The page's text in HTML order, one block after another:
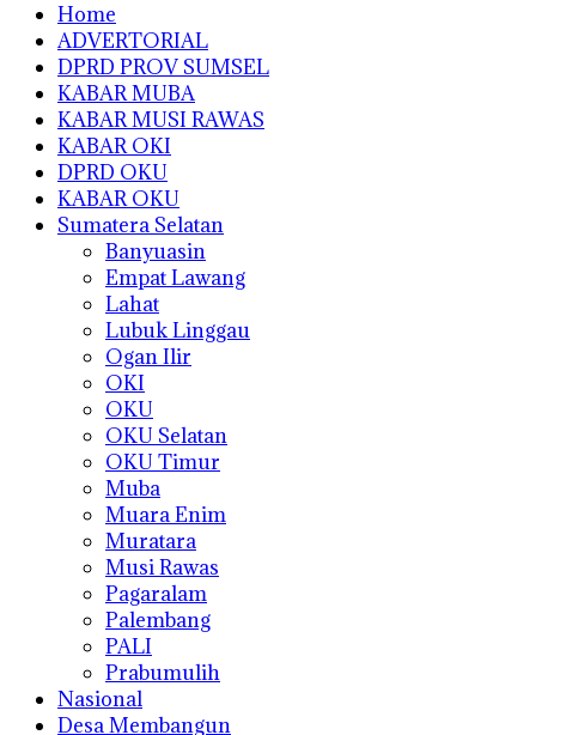
Home
ADVERTORIAL
DPRD PROV SUMSEL
KABAR MUBA
KABAR MUSI RAWAS
KABAR OKI
DPRD OKU
KABAR OKU
Sumatera Selatan
Banyuasin
Empat Lawang
Lahat
Lubuk Linggau
Ogan Ilir
OKI
OKU
OKU Selatan
OKU Timur
Muba
Muara Enim
Muratara
Musi Rawas
Pagaralam
Palembang
PALI
Prabumulih
Nasional
Desa Membangun